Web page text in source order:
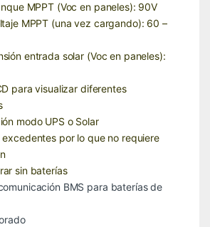
MPPT (Voc en paneles): 90V
MPPT (una vez cargando): 60 –
entrada solar (Voc en paneles):
para visualizar diferentes
modo UPS o Solar
por lo que no requiere
sin baterías
BMS para baterías de